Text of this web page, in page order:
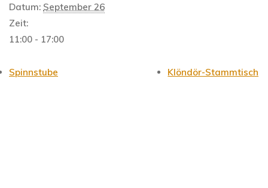
Datum: September 26
Zeit:
11:00 - 17:00
Spinnstube Klöndör-Stammtisch